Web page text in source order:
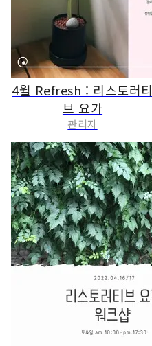
4월 Refresh : 리스토러티
브 요가
관리자